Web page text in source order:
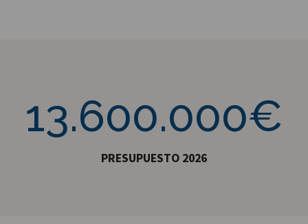
13.600.000€
PRESUPUESTO 2026